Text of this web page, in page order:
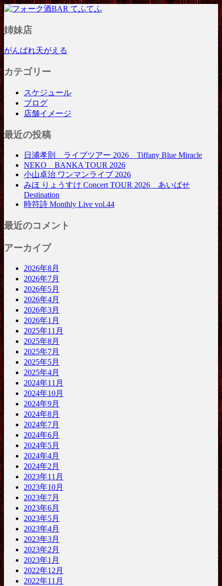
姉妹店
がんばれ天がえる
カテゴリー
スケジュール
ブログ
店舗イメージ
最近の投稿
日浦孝則 ライブツアー 2026 Tiffany Blue Miracle
NEKO BANKA TOUR 2026
小山卓治 ワンマンライブ 2026
みほ りょうすけ Concert TOUR 2026 あいばせ
Destination
時符詩 Monthly Live vol.44
最近のコメント
アーカイブ
2026年8月
2026年7月
2026年5月
2026年4月
2026年3月
2026年1月
2025年11月
2025年8月
2025年7月
2025年5月
2025年4月
2024年11月
2024年10月
2024年9月
2024年8月
2024年7月
2024年6月
2024年5月
2024年4月
2024年2月
2023年11月
2023年10月
2023年7月
2023年6月
2023年5月
2023年4月
2023年3月
2023年2月
2023年1月
2022年12月
2022年11月